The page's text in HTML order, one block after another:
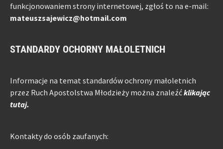
funkcjonowaniem strony internetowej, zgłoś to na e-mail:
mateuszsajewicz@hotmail.com
STANDARDY OCHORNY MAŁOLETNICH
Informacje na temat standardów ochrony małoletnich
przez Ruch Apostolstwa Młodzieży można znaleźćklikając
tutaj.
Kontakty do osób zaufanych: